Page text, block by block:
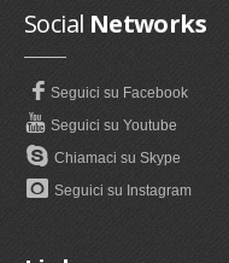
Social Networks
Seguici su Facebook
Seguici su Youtube
Chiamaci su Skype
Seguici su Instagram